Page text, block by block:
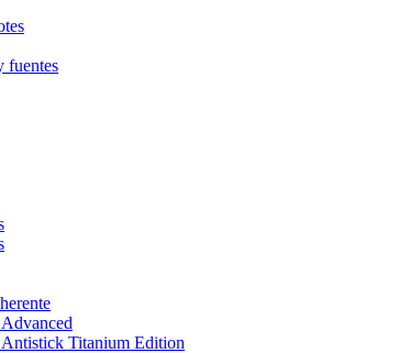
fuentes
Titanium Edition